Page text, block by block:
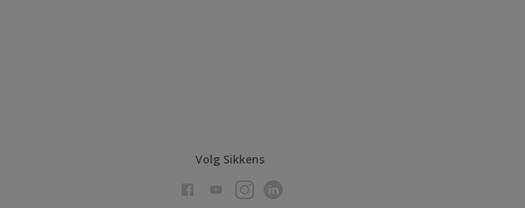
Volg Sikkens